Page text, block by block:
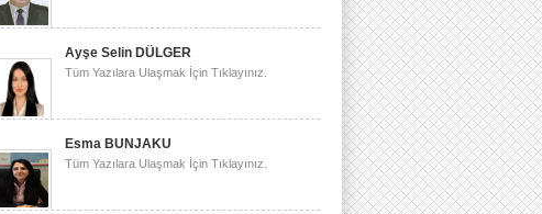
Ayşe Selin DÜLGER
Tüm Yazılara Ulaşmak İçin Tıklayınız.
Esma BUNJAKU
Tüm Yazılara Ulaşmak İçin Tıklayınız.